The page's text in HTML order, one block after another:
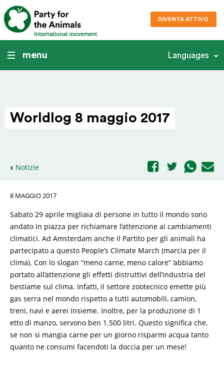
International movement
DIVENTA ATTIVO
menu Languages
Worldlog 8 maggio 2017
Notizie
8 MAGGIO 2017
Sabato 29 aprile migliaia di persone in tutto il mondo sono
andato in piazza per richiamare l’attenzione ai cambiamenti
climatici. Ad Amsterdam anche il Partito per gli animali ha
partecipato a questo People’s Climate March (marcia per il
clima). Con lo slogan “meno carne, meno calore” ‘abbiamo
portato all’attenzione gli effetti distruttivi dell’industria del
bestiame sul clima. Infatti, il settore zootecnico emette più
gas serra nel mondo rispetto a tutti automobili, camion,
treni, navi e aerei insieme. Inoltre, per la produzione di 1
etto di manzo, servono ben 1.500 litri. Questo significa che,
se non si mangia carne per un giorno risparmi acqua tanto
quanto ne consumi facendoti la doccia per un mese!